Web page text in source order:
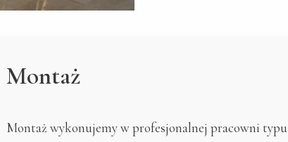
Montaż
Montaż wykonujemy w profesjonalnej pracowni typu